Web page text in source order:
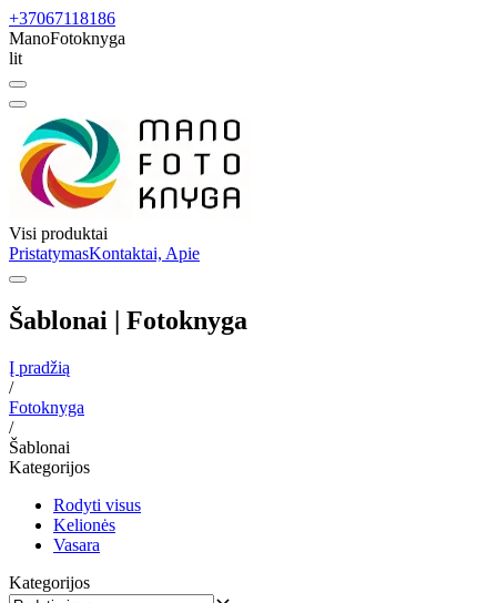
+37067118186
ManoFotoknyga
lit
Visi produktai
PristatymasKontaktai, Apie
Šablonai | Fotoknyga
Į pradžią
/
Fotoknyga
/
Šablonai
Kategorijos
Rodyti visus
Kelionės
Vasara
Kategorijos